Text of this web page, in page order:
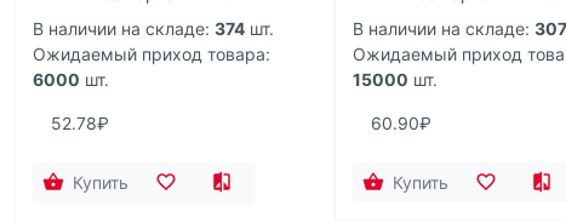
В наличии на складе: 374 шт.
Ожидаемый приход товара:
6000 шт.
52.78₽
Купить
В наличии на складе:
Ожидаемый приход
15000 шт.
60.90₽
Купить